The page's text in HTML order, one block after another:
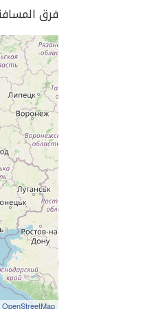
فرق
OpenStreetMap